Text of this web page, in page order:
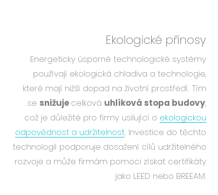
Ekologické přínosy
Energeticky úsporné technologické systémy
používají ekologická chladiva a technologie,
které mají nižší dopad na životní prostředí. Tím
se snižuje celková uhlíková stopa budovy,
což je důležité pro firmy usilující o ekologickou
odpovědnost a udržitelnost. Investice do těchto
technologií podporuje dosažení cílů udržitelného
rozvoje a může firmám pomoci získat certifikáty
jako LEED nebo BREEAM.